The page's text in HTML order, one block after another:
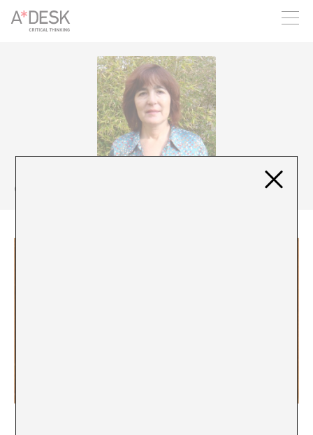
crees también en A*DESK seguimos necesitándote para poder
seguir adelante. Ahora puedes participar del proyecto y
apoyarlo.
Carmen Pardo Salgado